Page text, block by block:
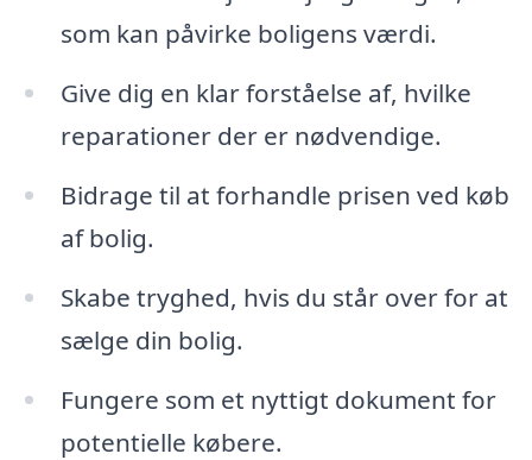
som kan påvirke boligens værdi.
Give dig en klar forståelse af, hvilke
reparationer der er nødvendige.
Bidrage til at forhandle prisen ved køb
af bolig.
Skabe tryghed, hvis du står over for at
sælge din bolig.
Fungere som et nyttigt dokument for
potentielle købere.